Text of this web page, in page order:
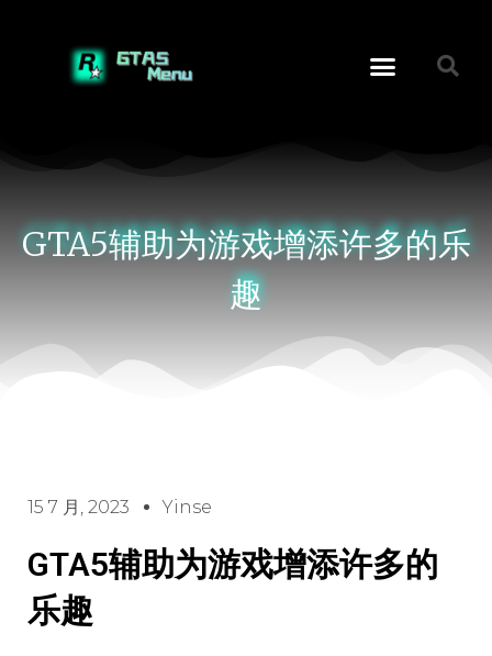
GTA5辅助为游戏增添许多的乐
趣
15 7 月, 2023 Yinse
GTA5辅助为游戏增添许多的
乐趣